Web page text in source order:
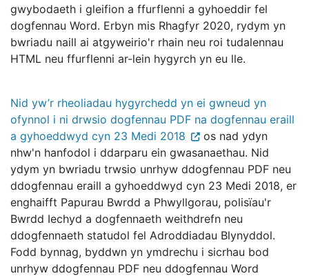
gwybodaeth i gleifion a ffurflenni a gyhoeddir fel
dogfennau Word. Erbyn mis Rhagfyr 2020, rydym yn
bwriadu naill ai atgyweirio'r rhain neu roi tudalennau
HTML neu ffurflenni ar-lein hygyrch yn eu lle.
Nid yw’r rheoliadau hygyrchedd yn ei gwneud yn
ofynnol i ni drwsio dogfennau PDF na dogfennau eraill
a gyhoeddwyd cyn 23 Medi 2018
os nad ydyn
nhw'n hanfodol i ddarparu ein gwasanaethau. Nid
ydym yn bwriadu trwsio unrhyw ddogfennau PDF neu
ddogfennau eraill a gyhoeddwyd cyn 23 Medi 2018, er
enghaifft Papurau Bwrdd a Phwyllgorau, polisïau'r
Bwrdd Iechyd a dogfennaeth weithdrefn neu
ddogfennaeth statudol fel Adroddiadau Blynyddol.
Fodd bynnag, byddwn yn ymdrechu i sicrhau bod
unrhyw ddogfennau PDF neu ddogfennau Word